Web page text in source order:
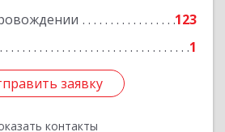
123
1
заявку
контакты
заявку
Назад